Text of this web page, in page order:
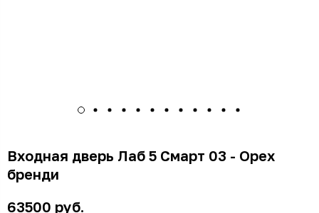
Входная дверь Лаб 5 Смарт 03 - Орех
бренди
63500 руб.